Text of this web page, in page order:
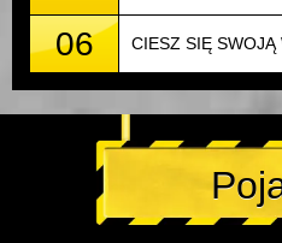
06 CIESZ SIĘ SWOJĄ